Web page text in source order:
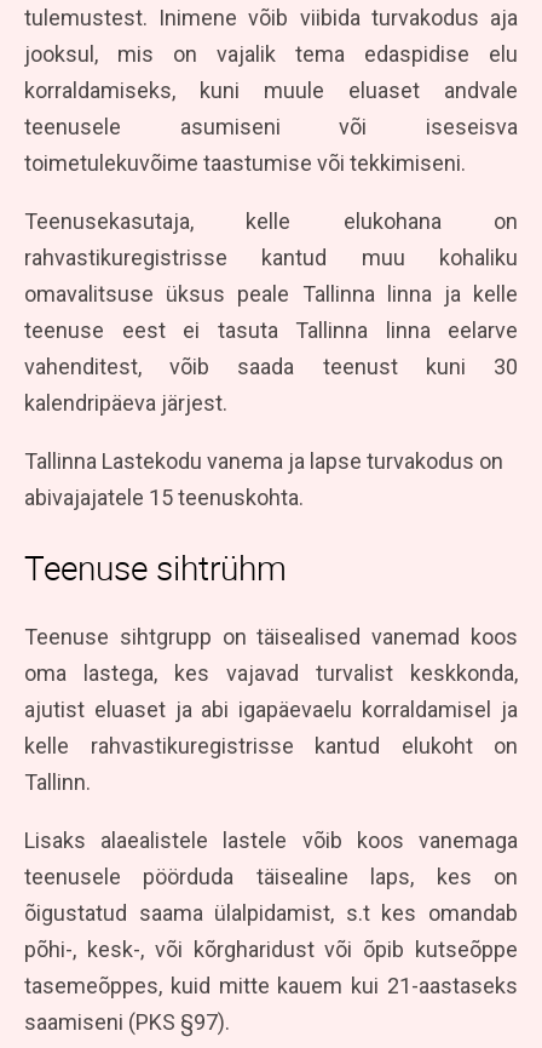
tulemustest. Inimene võib viibida turvakodus aja
jooksul, mis on vajalik tema edaspidise elu
korraldamiseks, kuni muule eluaset andvale
teenusele asumiseni või iseseisva
toimetulekuvõime taastumise või tekkimiseni.
Teenusekasutaja, kelle elukohana on
rahvastikuregistrisse kantud muu kohaliku
omavalitsuse üksus peale Tallinna linna ja kelle
teenuse eest ei tasuta Tallinna linna eelarve
vahenditest, võib saada teenust kuni 30
kalendripäeva järjest.
Tallinna Lastekodu vanema ja lapse turvakodus on
abivajajatele 15 teenuskohta.
Teenuse sihtrühm
Teenuse sihtgrupp on täisealised vanemad koos
oma lastega, kes vajavad turvalist keskkonda,
ajutist eluaset ja abi igapäevaelu korraldamisel ja
kelle rahvastikuregistrisse kantud elukoht on
Tallinn.
Lisaks alaealistele lastele võib koos vanemaga
teenusele pöörduda täisealine laps, kes on
õigustatud saama ülalpidamist, s.t kes omandab
põhi-, kesk-, või kõrgharidust või õpib kutseõppe
tasemeõppes, kuid mitte kauem kui 21-aastaseks
saamiseni (PKS §97).